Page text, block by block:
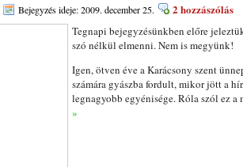
Bejegyzés ideje: 2009. december 25. 2 hozzászólás
Tegnapi bejegyzésünkben előre
szó nélkül elmenni. Nem is megyünk!
Igen, ötven éve a Karácsony szent
számára gyászba fordult, mikor jött a
legnagyobb egyénisége. Róla szól ez a
»